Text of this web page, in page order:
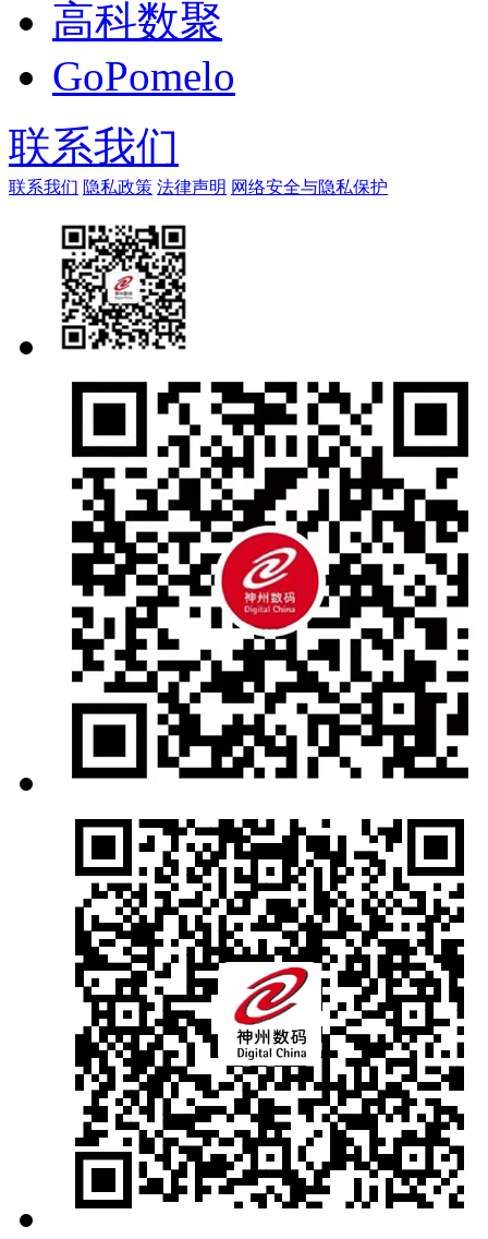
高科数聚
GoPomelo
联系我们
联系我们 隐私政策 法律声明 网络安全与隐私保护